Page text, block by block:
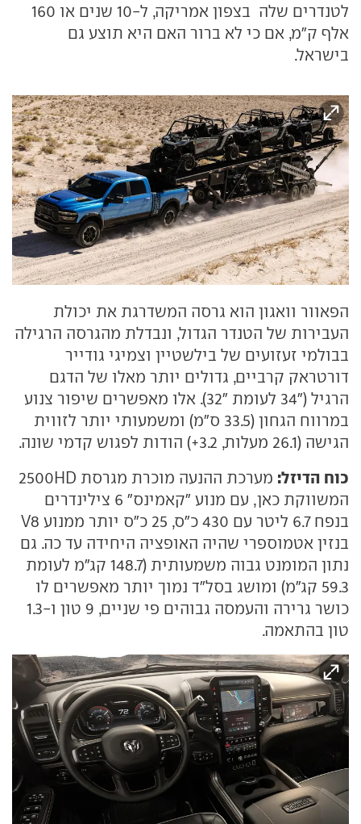
לטנדרים שלה בצפון אמריקה, ל-10 שנים או 160
אלף ק"מ, אם כי לא ברור האם היא תוצע גם
בישראל.
הפאוור וואגון הוא גרסה המשדרגת את יכולת
העבירות של הטנדר הגדול, ונבדלת מהגרסה הרגילה
בבולמי זעזועים של בילשטיין וצמיגי גודייר
דורטראק קרביים, גדולים יותר מאלו של הדגם
הרגיל ("34 לעומת "32). אלו מאפשרים שיפור צנוע
במרווח הגחון (33.5 ס"מ) ומשמעותי יותר לזווית
הגישה (26.1 מעלות, 3.2+) הודות לפגוש קדמי שונה.
כוח הדיזל:
מערכת ההנעה מוכרת מגרסת 2500HD
המשווקת כאן, עם מנוע "קאמינס" 6 צילינדרים
בנפח 6.7 ליטר עם 430 כ"ס, 25 כ"ס יותר ממנוע V8
בנזין אטמוספרי שהיה האופציה היחידה עד כה. גם
נתון המומנט גבוה משמעותית (148.7 קג"מ לעומת
59.3 קג"מ) ומושג בסל"ד נמוך יותר מאפשרים לו
כושר גרירה והעמסה גבוהים פי שניים, 9 טון ו-1.3
טון בהתאמה.